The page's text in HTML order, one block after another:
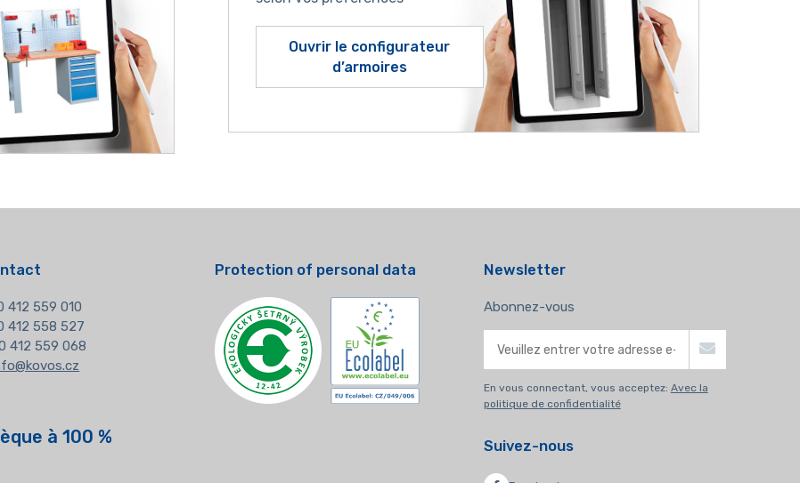
Ouvrir le configurateur
d’armoires
412 559 010
412 558 527
412 559 068
à 100 %
Protection of personal data Newsletter
Abonnez-vous
En vous connectant, vous acceptez: Avec la
politique de confidentialité
Suivez-nous